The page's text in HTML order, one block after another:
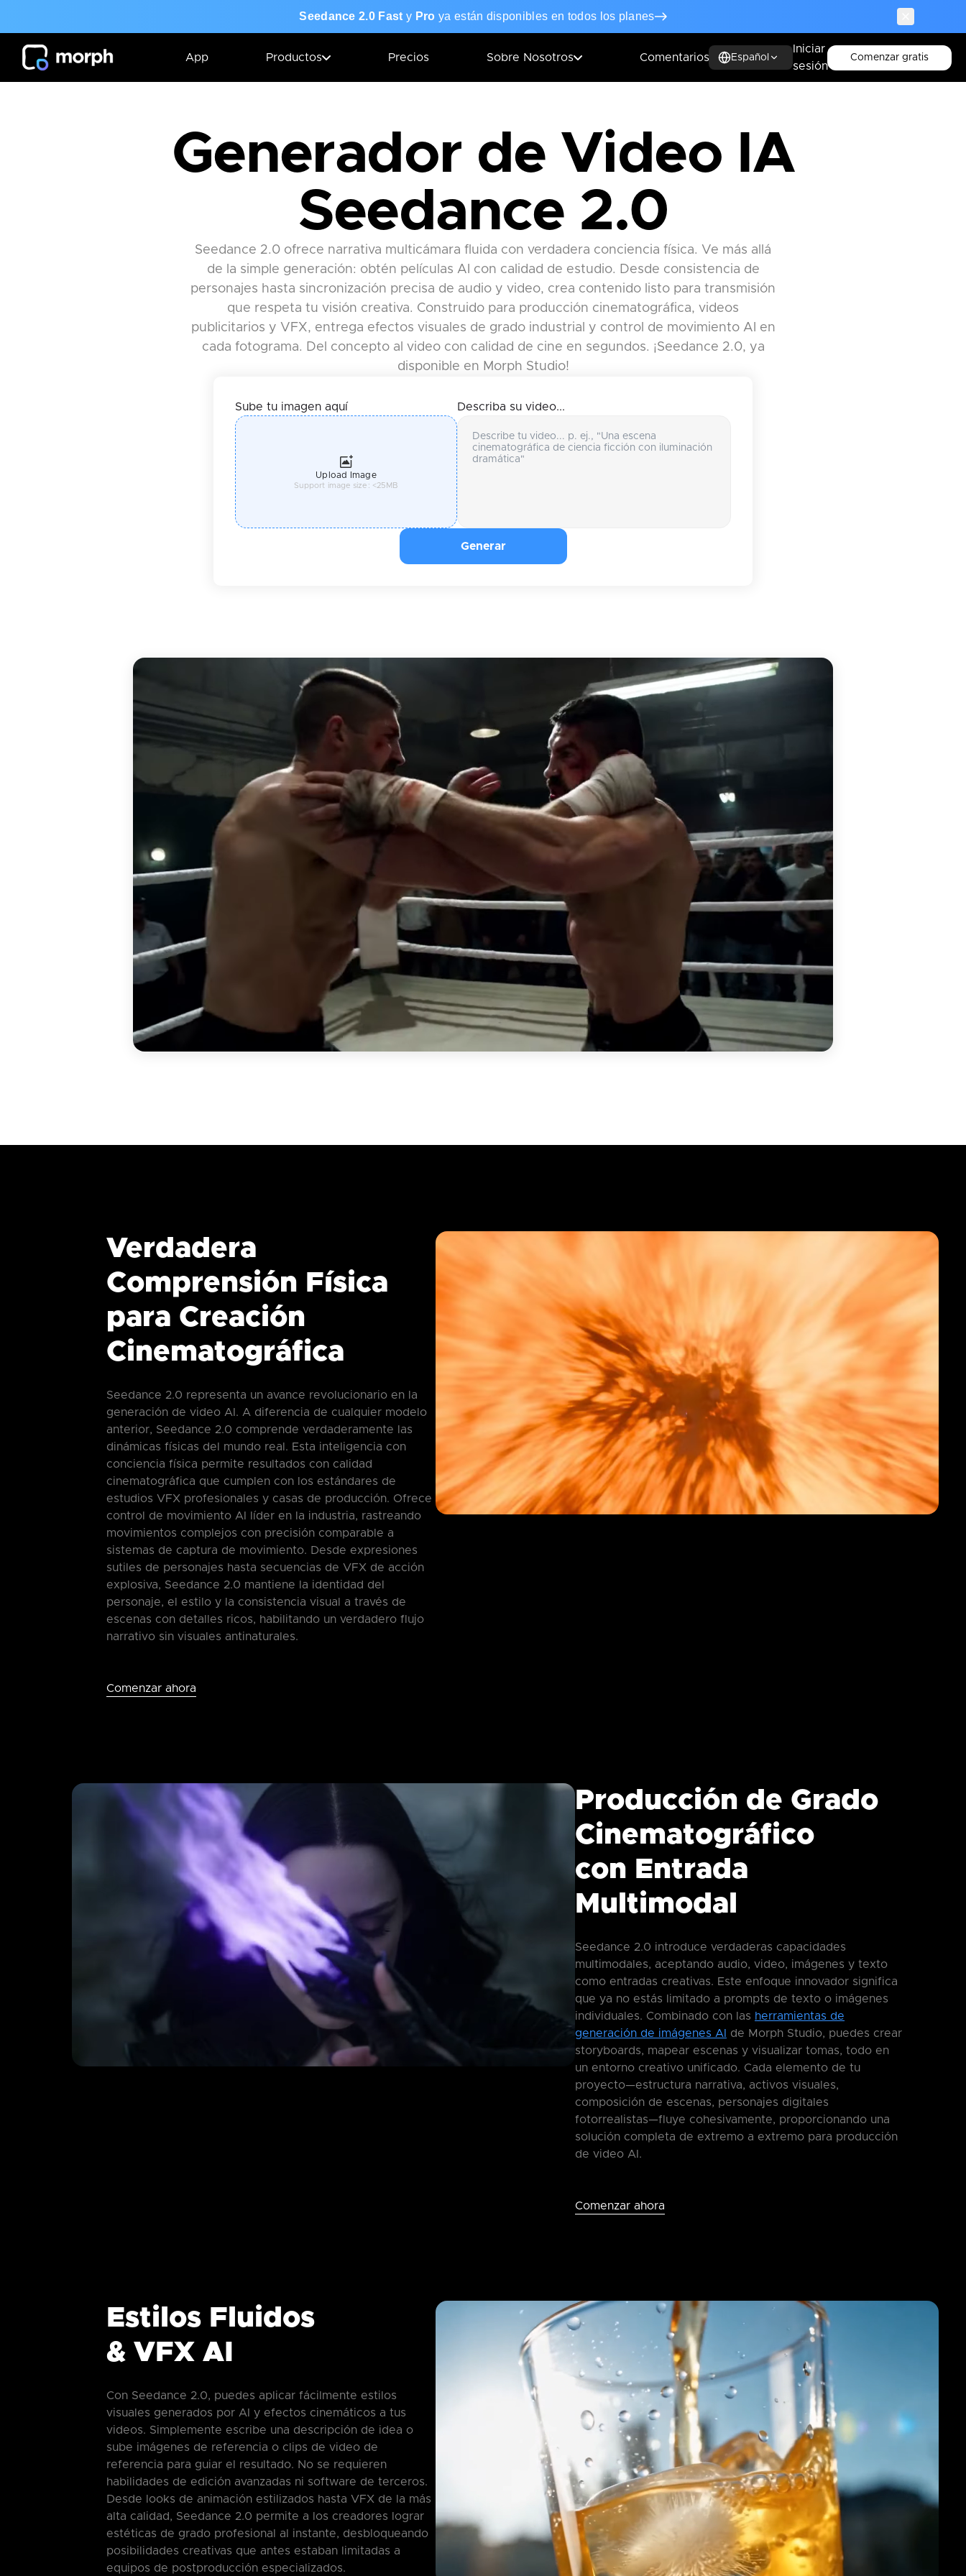
Seedance 2.0 Fast y Pro ya están disponibles en todos los planes
App Productos Precios Sobre Nosotros Comentarios Español
Iniciar
sesión
Comenzar gratis
Generador de Video IA
Seedance 2.0
Seedance 2.0 ofrece narrativa multicámara fluida con verdadera conciencia física. Ve más allá
de la simple generación: obtén películas AI con calidad de estudio. Desde consistencia de
personajes hasta sincronización precisa de audio y video, crea contenido listo para transmisión
que respeta tu visión creativa. Construido para producción cinematográfica, videos
publicitarios y VFX, entrega efectos visuales de grado industrial y control de movimiento AI en
cada fotograma. Del concepto al video con calidad de cine en segundos. ¡Seedance 2.0, ya
disponible en Morph Studio!
Sube tu imagen aquí
Upload Image
Support image size: <25MB
Describa su video...
Generar
Verdadera
Comprensión Física
para Creación
Cinematográfica
Seedance 2.0 representa un avance revolucionario en la
generación de video AI. A diferencia de cualquier modelo
anterior, Seedance 2.0 comprende verdaderamente las
dinámicas físicas del mundo real. Esta inteligencia con
conciencia física permite resultados con calidad
cinematográfica que cumplen con los estándares de
estudios VFX profesionales y casas de producción. Ofrece
control de movimiento AI líder en la industria, rastreando
movimientos complejos con precisión comparable a
sistemas de captura de movimiento. Desde expresiones
sutiles de personajes hasta secuencias de VFX de acción
explosiva, Seedance 2.0 mantiene la identidad del
personaje, el estilo y la consistencia visual a través de
escenas con detalles ricos, habilitando un verdadero flujo
narrativo sin visuales antinaturales.
Comenzar ahora
Producción de Grado
Cinematográfico
con Entrada
Multimodal
Seedance 2.0 introduce verdaderas capacidades
multimodales, aceptando audio, video, imágenes y texto
como entradas creativas. Este enfoque innovador significa
que ya no estás limitado a prompts de texto o imágenes
individuales. Combinado con las herramientas de
generación de imágenes AI
de Morph Studio, puedes crear
storyboards, mapear escenas y visualizar tomas, todo en
un entorno creativo unificado. Cada elemento de tu
proyecto—estructura narrativa, activos visuales,
composición de escenas, personajes digitales
fotorrealistas—fluye cohesivamente, proporcionando una
solución completa de extremo a extremo para producción
de video AI.
Comenzar ahora
Estilos Fluidos
& VFX AI
Con Seedance 2.0, puedes aplicar fácilmente estilos
visuales generados por AI y efectos cinemáticos a tus
videos. Simplemente escribe una descripción de idea o
sube imágenes de referencia o clips de video de
referencia para guiar el resultado. No se requieren
habilidades de edición avanzadas ni software de terceros.
Desde looks de animación estilizados hasta VFX de la más
alta calidad, Seedance 2.0 permite a los creadores lograr
estéticas de grado profesional al instante, desbloqueando
posibilidades creativas que antes estaban limitadas a
equipos de postproducción especializados.